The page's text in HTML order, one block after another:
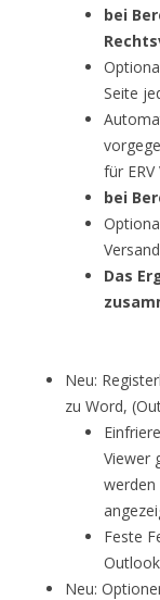
bei
Seite
für ERV
bei
Das
Neu:
zu Word,
Viewer
werden
Feste
Neu: